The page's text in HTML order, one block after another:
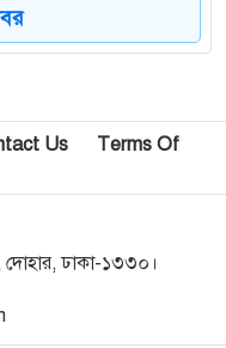
এমপি
নবাবগঞ্জ অঞ্চলে বার্ষিক
সাবেক ভিসি হাসিবুর
সভা অনুষ্ঠিত
Us
Terms Of
দোহার, ঢাকা-১৩৩০।